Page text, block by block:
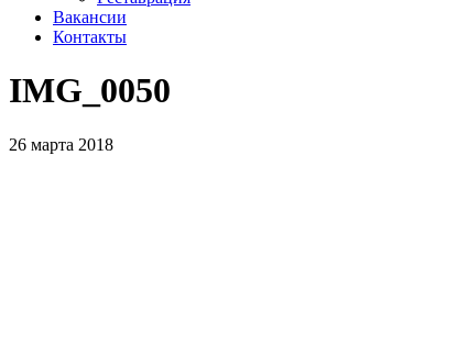
Вакансии
Контакты
IMG_0050
26 марта 2018